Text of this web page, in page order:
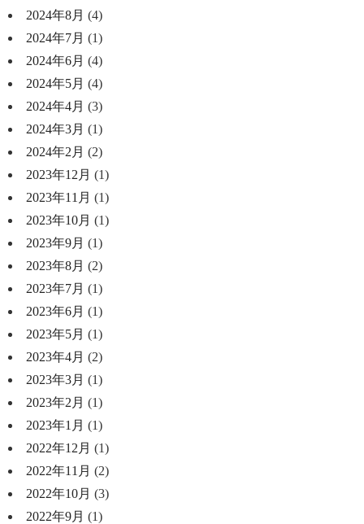
2024年8月 (4)
2024年7月 (1)
2024年6月 (4)
2024年5月 (4)
2024年4月 (3)
2024年3月 (1)
2024年2月 (2)
2023年12月 (1)
2023年11月 (1)
2023年10月 (1)
2023年9月 (1)
2023年8月 (2)
2023年7月 (1)
2023年6月 (1)
2023年5月 (1)
2023年4月 (2)
2023年3月 (1)
2023年2月 (1)
2023年1月 (1)
2022年12月 (1)
2022年11月 (2)
2022年10月 (3)
2022年9月 (1)